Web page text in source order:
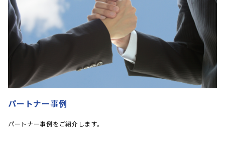
パートナー事例
パートナー事例をご紹介します。